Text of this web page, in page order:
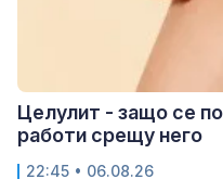
Целулит - защо се
работи срещу него
22:45 • 06.08.26